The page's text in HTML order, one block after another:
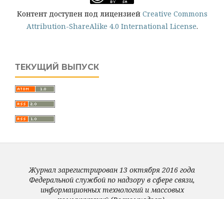
Контент доступен под лицензией Creative Commons
Attribution-ShareAlike 4.0 International License.
ТЕКУЩИЙ ВЫПУСК
Журнал зарегистрирован 13 октября 2016 года
Федеральной службой по надзору в сфере связи,
информационных технологий и массовых